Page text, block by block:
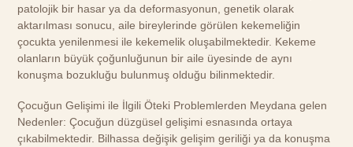
patolojik bir hasar ya da deformasyonun, genetik olarak
aktarılması sonucu, aile bireylerinde görülen kekemeliğin
çocukta yenilenmesi ile kekemelik oluşabilmektedir. Kekeme
olanların büyük çoğunluğunun bir aile üyesinde de aynı
konuşma bozukluğu bulunmuş olduğu bilinmektedir.
Çocuğun Gelişimi ile İlgili Öteki Problemlerden Meydana gelen
Nedenler: Çocuğun düzgüsel gelişimi esnasında ortaya
çıkabilmektedir. Bilhassa değişik gelişim geriliği ya da konuşma